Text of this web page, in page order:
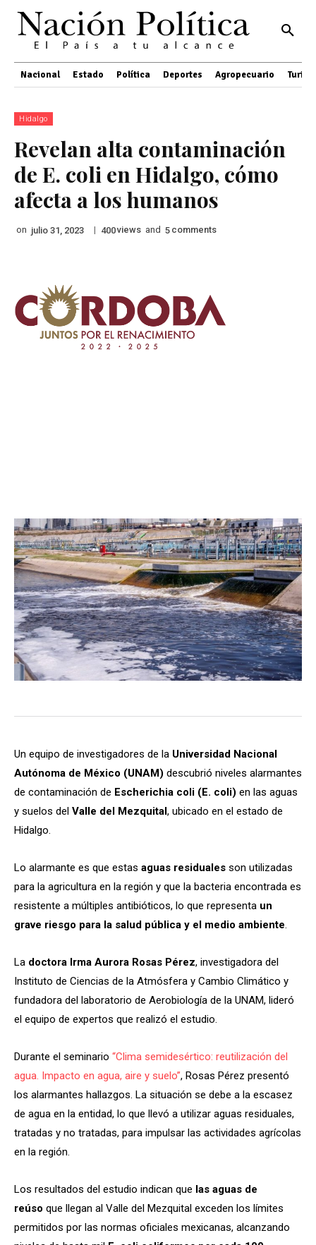
Nacional Estado Política Deportes Agropecuario
Hidalgo
Revelan alta contaminación
de E. coli en Hidalgo, cómo
afecta a los humanos
on julio 31, 2023 | 400views and 5 comments
Un equipo de investigadores de la Universidad Nacional
Autónoma de México (UNAM) descubrió niveles alarmantes
de contaminación de Escherichia coli (E. coli) en las aguas
y suelos del Valle del Mezquital, ubicado en el estado de
Hidalgo.
Lo alarmante es que estas aguas residuales son utilizadas
para la agricultura en la región y que la bacteria encontrada es
resistente a múltiples antibióticos, lo que representa un
grave riesgo para la salud pública y el medio ambiente
La doctora Irma Aurora Rosas Pérez, investigadora del
Instituto de Ciencias de la Atmósfera y Cambio Climático y
fundadora del laboratorio de Aerobiología de la UNAM, lideró
el equipo de expertos que realizó el estudio.
Durante el seminario “Clima semidesértico: reutilización del
agua. Impacto en agua, aire y suelo”, Rosas Pérez presentó
los alarmantes hallazgos. La situación se debe a la escasez
de agua en la entidad, lo que llevó a utilizar aguas residuales,
tratadas y no tratadas, para impulsar las actividades agrícolas
en la región.
Los resultados del estudio indican que las aguas de
reúso que llegan al Valle del Mezquital exceden los límites
permitidos por las normas oficiales mexicanas, alcanzando